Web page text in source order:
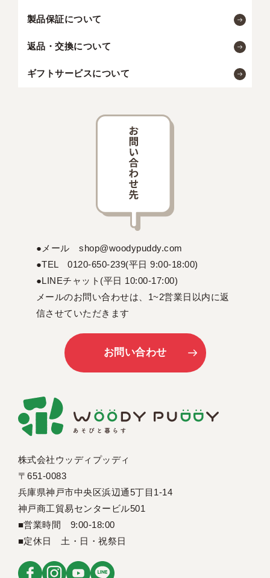
製品保証について
返品・交換について
ギフトサービスについて
株式会社ウッディプッディ
〒651-0083
兵庫県神戸市中央区浜辺通5丁目1-14
神戸商工貿易センタービル501
■営業時間 9:00-18:00
■定休日 土・日・祝祭日
●メール shop@woodypuddy.com
●TEL 0120-650-239(平日 9:00-18:00)
●LINEチャット(平日 10:00-17:00)
メールのお問い合わせは、1~2営業日以内に返
信させていただきます
お問い合わせ